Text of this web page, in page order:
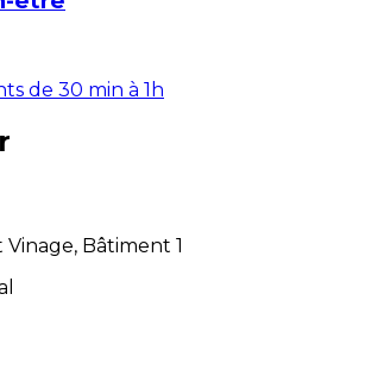
de 30 min à 1h
Bâtiment 1